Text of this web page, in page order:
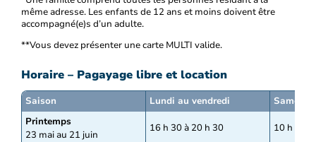
même adresse. Les enfants de 12 ans et moins doivent être
accompagné(e)s d’un adulte.
**Vous devez présenter une carte MULTI valide.
Horaire – Pagayage libre et location
Saison Lundi au vendredi
Samedi
Printemps
23 mai au 21 juin
16 h 30 à 20 h 30 10 h à 18